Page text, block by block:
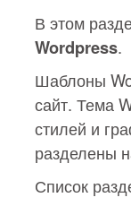
В этом
Wordpress.
Шаблоны
сайт. Тема
стилей и
разделены
Список